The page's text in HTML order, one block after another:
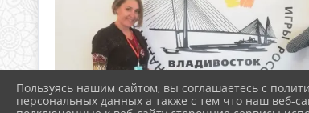
Пользуясь нашим сайтом, вы соглашаетесь с
персональных данных а также с тем что наш веб-